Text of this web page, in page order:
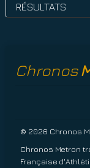
RÉSULTATS
Chronos
A PROPOS
EPREUVES À
Chronos Metron
Française
© 2026 Chronos